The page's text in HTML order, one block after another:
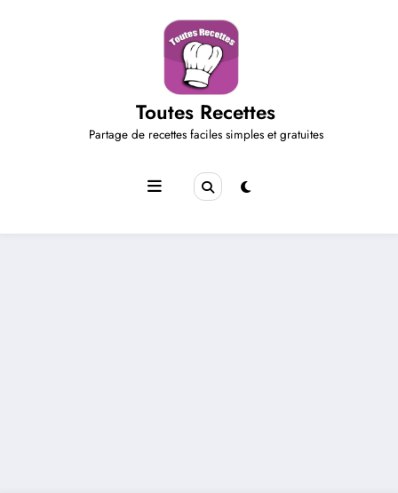
Toutes Recettes
Partage de recettes faciles simples et gratuites